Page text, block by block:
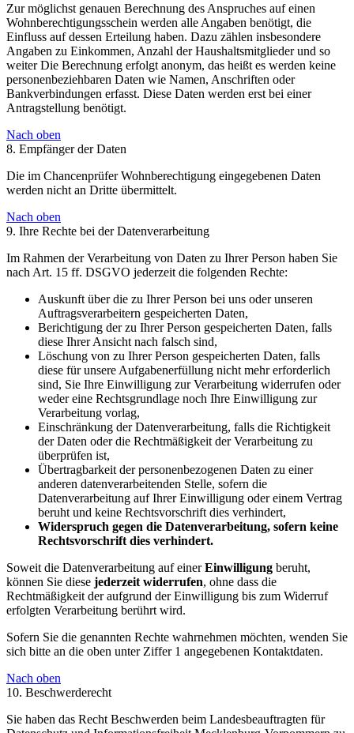
Zur möglichst genauen Berechnung des Anspruches auf einen
Wohnberechtigungsschein werden alle Angaben benötigt, die
Einfluss auf dessen Erteilung haben. Dazu zählen insbesondere
Angaben zu Einkommen, Anzahl der Haushaltsmitglieder und so
weiter Die Berechnung erfolgt anonym, das heißt es werden keine
personenbeziehbaren Daten wie Namen, Anschriften oder
Bankverbindungen erfasst. Diese Daten werden erst bei einer
Antragstellung benötigt.
Nach oben
8. Empfänger der Daten
Die im Chancenprüfer Wohnberechtigung eingegebenen Daten
werden nicht an Dritte übermittelt.
Nach oben
9. Ihre Rechte bei der Datenverarbeitung
Im Rahmen der Verarbeitung von Daten zu Ihrer Person haben Sie
nach Art. 15 ff. DSGVO jederzeit die folgenden Rechte:
Auskunft über die zu Ihrer Person bei uns oder unseren
Auftragsverarbeitern gespeicherten Daten,
Berichtigung der zu Ihrer Person gespeicherten Daten, falls
diese Ihrer Ansicht nach falsch sind,
Löschung von zu Ihrer Person gespeicherten Daten, falls
diese für unsere Aufgabenerfüllung nicht mehr erforderlich
sind, Sie Ihre Einwilligung zur Verarbeitung widerrufen oder
weder eine Rechtsgrundlage noch Ihre Einwilligung zur
Verarbeitung vorlag,
Einschränkung der Datenverarbeitung, falls die Richtigkeit
der Daten oder die Rechtmäßigkeit der Verarbeitung zu
überprüfen ist,
Übertragbarkeit der personenbezogenen Daten zu einer
anderen datenverarbeitenden Stelle, sofern die
Datenverarbeitung auf Ihrer Einwilligung oder einem Vertrag
beruht und keine Rechtsvorschrift dies verhindert,
Widerspruch gegen die Datenverarbeitung, sofern keine
Rechtsvorschrift dies verhindert.
Soweit die Datenverarbeitung auf einerEinwilligung beruht,
können Sie diese jederzeit widerrufen, ohne dass die
Rechtmäßigkeit der aufgrund der Einwilligung bis zum Widerruf
erfolgten Verarbeitung berührt wird.
Sofern Sie die genannten Rechte wahrnehmen möchten, wenden Sie
sich bitte an die oben unter Ziffer 1 angegebenen Kontaktdaten.
Nach oben
10. Beschwerderecht
Sie haben das Recht Beschwerden beim Landesbeauftragten für